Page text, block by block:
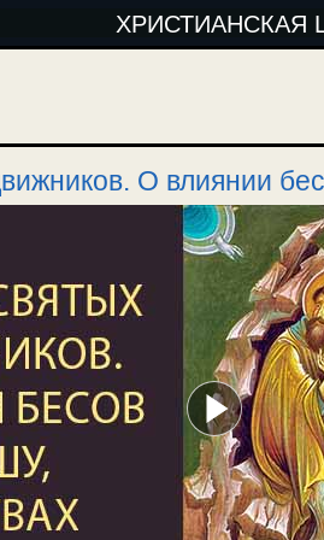
ХРИСТИАНСКАЯ
О влиянии